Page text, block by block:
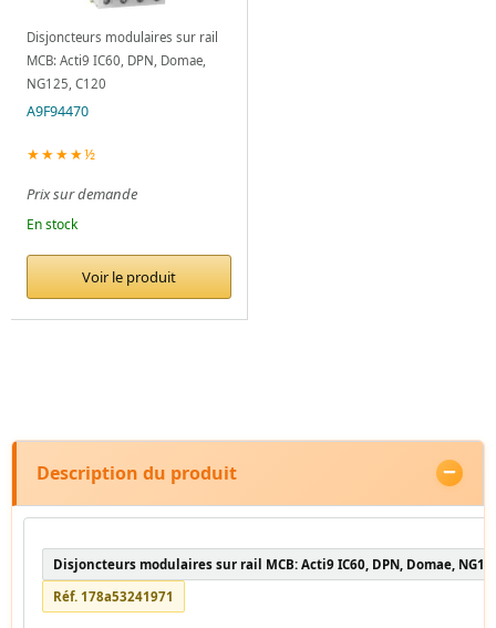
Disjoncteurs modulaires sur rail
MCB: Acti9 IC60, DPN, Domae,
NG125, C120
A9F94470
★★★★½
Prix sur demande
En stock
Voir le produit
Description du produit
Disjoncteurs modulaires sur rail MCB: Acti9 IC60, DPN, Domae,
Réf. 178a53241971